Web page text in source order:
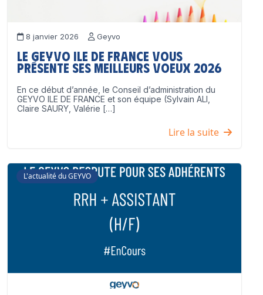
8 janvier 2026 Geyvo
Le GEYVO Ile de France vous
présente ses meilleurs voeux 2026
En ce début d’année, le Conseil d’administration du
GEYVO ILE DE FRANCE et son équipe (Sylvain ALI,
Claire SAURY, Valérie […]
Lire la suite
L'actualité du GEYVO